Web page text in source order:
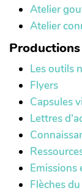
Atelier
Atelier
Productions
Les outils
Flyers
Capsules
Lettres
Emissions
Flèches